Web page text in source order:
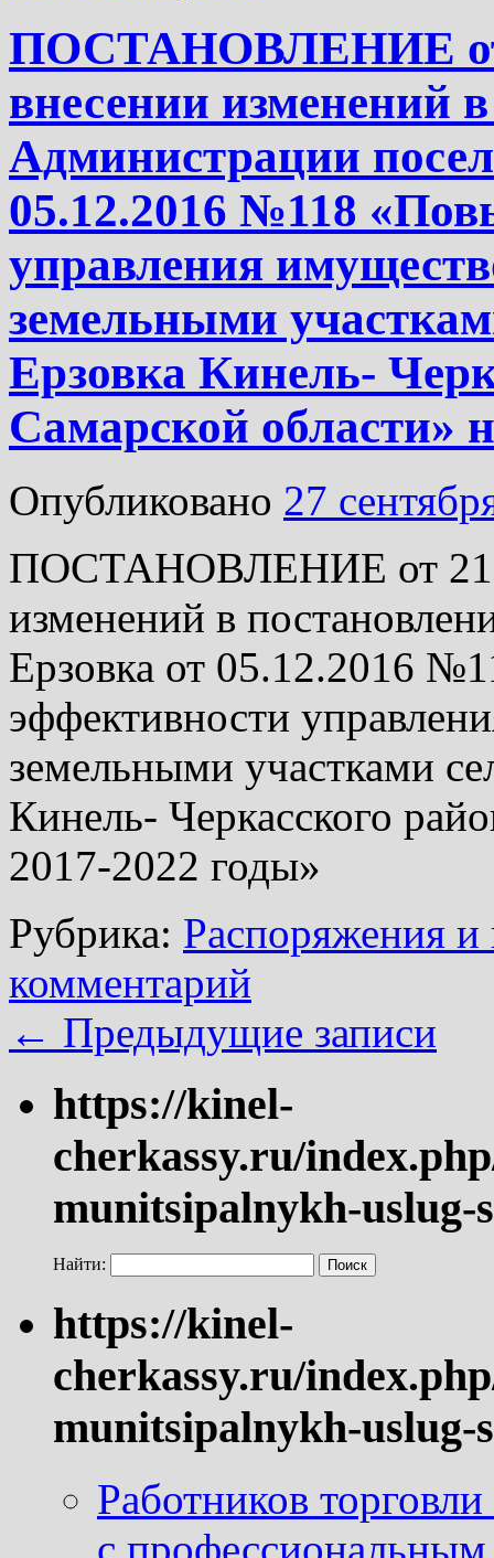
ПОСТАНОВЛЕНИЕ от
внесении изменений
Администрации
05.12.2016 №118
управления
земельными
Ерзовка Кинель-
Самарской области»
Опубликовано 27
ПОСТАНОВЛЕНИЕ от
изменений в
Ерзовка от 05.12.2016
эффективности
земельными участками
Кинель- Черкасского
2017-2022 годы»
Рубрика: Распоряжения и
комментарий
← Предыдущие записи
https://kinel-
cherkassy.ru/
munitsipalnykh-uslug-
Найти:
https://kinel-
cherkassy.ru/
munitsipalnykh-uslug-
Работников
с